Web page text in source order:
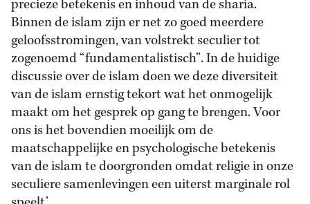
precieze betekenis en inhoud van de sharia.
Binnen de islam zijn er net zo goed meerdere
geloofsstromingen, van volstrekt seculier tot
zogenoemd “fundamentalistisch”. In de huidige
discussie over de islam doen we deze diversiteit
van de islam ernstig tekort wat het onmogelijk
maakt om het gesprek op gang te brengen. Voor
ons is het bovendien moeilijk om de
maatschappelijke en psychologische betekenis
van de islam te doorgronden omdat religie in onze
seculiere samenlevingen een uiterst marginale rol